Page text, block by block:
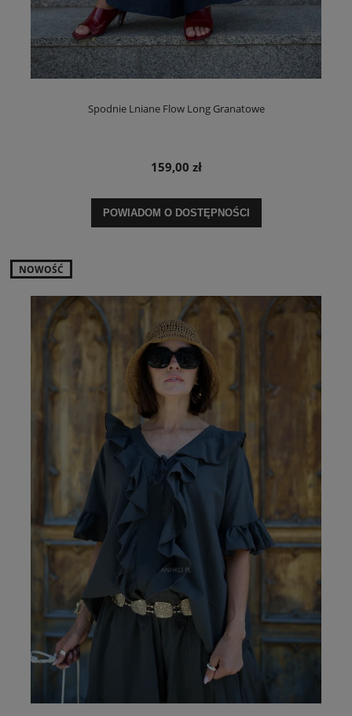
Spodnie Lniane Flow Long Granatowe
159,00 zł
POWIADOM O DOSTĘPNOŚCI
NOWOŚĆ